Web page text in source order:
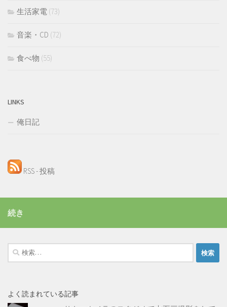
生活家電 (73)
音楽・CD (72)
食べ物 (55)
LINKS
俺日記
RSS - 投稿
続き
検
索:
よく読まれている記事